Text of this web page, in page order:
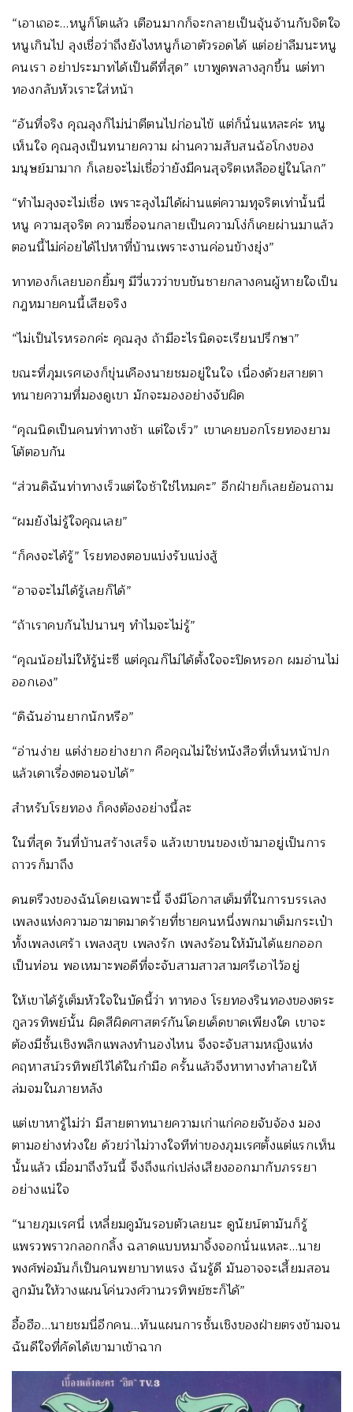
“เอาเถอะ…หนูก็โตแล้ว เตือนมากก็จะกลายเป็นจุ้นจ้านกับจิตใจ
หนูเกินไป ลุงเชื่อว่าถึงยังไงหนูก็เอาตัวรอดได้ แต่อย่าลืมนะหนู
คนเรา อย่าประมาทได้เป็นดีที่สุด” เขาพูดพลางลุกขึ้น แต่ทา
ทองกลับหัวเราะใส่หน้า
“อันที่จริง คุณลุงก็ไม่น่าตีตนไปก่อนไข้ แต่ก็นั่นแหละค่ะ หนู
เห็นใจ คุณลุงเป็นทนายความ ผ่านความสับสนฉ้อโกงของ
มนุษย์มามาก ก็เลยจะไม่เชื่อว่ายังมีคนสุจริตเหลืออยู่ในโลก”
“ทำไมลุงจะไม่เชื่อ เพราะลุงไม่ได้ผ่านแต่ความทุจริตเท่านั้นนี่
หนู ความสุจริต ความซื่อจนกลายเป็นความโง่ก็เคยผ่านมาแล้ว
ตอนนี้ไม่ค่อยได้ไปหาที่บ้านเพราะงานค่อนข้างยุ่ง”
ทาทองก็เลยบอกยิ้มๆ มีวี่แววว่าขบขันชายกลางคนผู้หายใจเป็น
กฎหมายคนนี้เสียจริง
“ไม่เป็นไรหรอกค่ะ คุณลุง ถ้ามีอะไรนิดจะเรียนปรึกษา”
ขณะที่ภุมเรศเองก็ขุ่นเคืองนายชมอยู่ในใจ เนื่องด้วยสายตา
ทนายความที่มองดูเขา มักจะมองอย่างจับผิด
“คุณนิดเป็นคนท่าทางช้า แต่ใจเร็ว” เขาเคยบอกโรยทองยาม
โต้ตอบกัน
“ส่วนดิฉันท่าทางเร็วแต่ใจช้าใช่ไหมคะ” อีกฝ่ายก็เลยย้อนถาม
“ผมยังไม่รู้ใจคุณเลย”
“ก็คงจะได้รู้” โรยทองตอบแบ่งรับแบ่งสู้
“อาจจะไม่ได้รู้เลยก็ได้”
“ถ้าเราคบกันไปนานๆ ทำไมจะไม่รู้”
“คุณน้อยไม่ให้รู้น่ะซี แต่คุณก็ไม่ได้ตั้งใจจะปิดหรอก ผมอ่านไม่
ออกเอง”
“ดิฉันอ่านยากนักหรือ”
“อ่านง่าย แต่ง่ายอย่างยาก คือคุณไม่ใช่หนังสือที่เห็นหน้าปก
แล้วเดาเรื่องตอนจบได้”
สำหรับโรยทอง ก็คงต้องอย่างนี้ละ
ในที่สุด วันที่บ้านสร้างเสร็จ แล้วเขาขนของเข้ามาอยู่เป็นการ
ถาวรก็มาถึง
ดนตรีวงของฉันโดยเฉพาะนี้ จึงมีโอกาสเต็มที่ในการบรรเลง
เพลงแห่งความอาฆาตมาดร้ายที่ชายคนหนึ่งพกมาเต็มกระเป๋า
ทั้งเพลงเศร้า เพลงสุข เพลงรัก เพลงร้อนให้มันได้แยกออก
เป็นท่อน พอเหมาะพอดีที่จะจับสามสาวสามศรีเอาไว้อยู่
ให้เขาได้รู้เต็มหัวใจในบัดนี้ว่า ทาทอง โรยทองรินทองของตระ
กูลวรทิพย์นั้น ผิดสีผิดศาสตร์กันโดยเด็ดขาดเพียงใด เขาจะ
ต้องมีชั้นเชิงพลิกแพลงทำนองไหน จึงจะจับสามหญิงแห่ง
คฤหาสน์วรทิพย์ไว้ได้ในกำมือ ครั้นแล้วจึงหาทางทำลายให้
ล่มจมในภายหลัง
แต่เขาหารู้ไม่ว่า มีสายตาทนายความเก่าแก่คอยจับจ้อง มอง
ตามอย่างห่วงใย ด้วยว่าไม่วางใจทีท่าของภุมเรศตั้งแต่แรกเห็น
นั้นแล้ว เมื่อมาถึงวันนี้ จึงถึงแก่เปล่งเสียงออกมากับภรรยา
อย่างแน่ใจ
“นายภุมเรศนี่ เหลี่ยมคูมันรอบตัวเลยนะ ดูนัยน์ตามันก็รู้
แพรวพราวกลอกกลิ้ง ฉลาดแบบหมาจิ้งจอกนั่นแหละ…นาย
พงศ์พ่อมันก็เป็นคนพยาบาทแรง ฉันรู้ดี มันอาจจะเสี้ยมสอน
ลูกมันให้วางแผนโค่นวงศ์วานวรทิพย์ซะก็ได้”
อื้อฮือ…นายชมนี่อีกคน…ทันแผนการชั้นเชิงของฝ่ายตรงข้ามจน
ฉันดีใจที่คัดได้เขามาเข้าฉาก